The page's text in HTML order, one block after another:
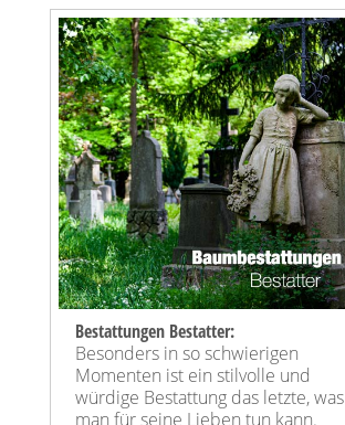
Bestattungen Bestatter:
Besonders in so schwierigen
Momenten ist ein stilvolle und
würdige Bestattung das letzte, was
man für seine Lieben tun kann.